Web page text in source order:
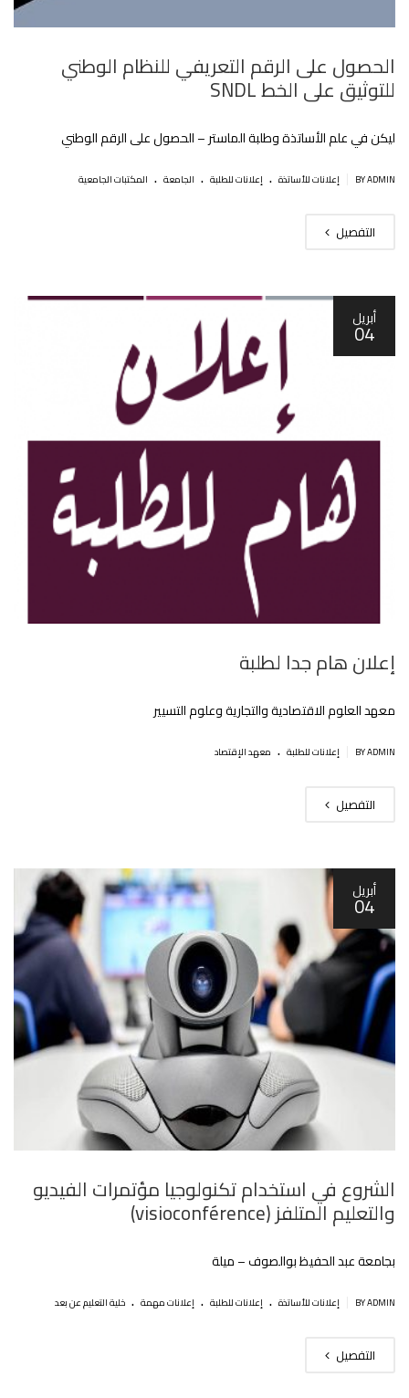
الحصول على الرقم التعريفي للنظام الوطني
للتوثيق على الخط SNDL
ليكن في علم الأساتذة وطلبة الماستر – الحصول على الرقم الوطني
BY ADMIN إعلانات للأساتذة . إعلانات للطلبة . الجامعة . المكتبات الجامعية
التفصيل
أبريل
04
إعلان هام جدا لطلبة
معهد العلوم الاقتصادية والتجارية وعلوم التسيير
BY ADMIN إعلانات للطلبة . معهد الإقتصاد
التفصيل
أبريل
04
الشروع في استخدام تكنولوجيا مؤتمرات الفيديو
والتعليم المتلفز (visioconférence)
بجامعة عبد الحفيظ بوالصوف – ميلة
BY ADMIN إعلانات للأساتذة . إعلانات للطلبة . إعلانات مهمة . خلية التعليم عن بعد
التفصيل